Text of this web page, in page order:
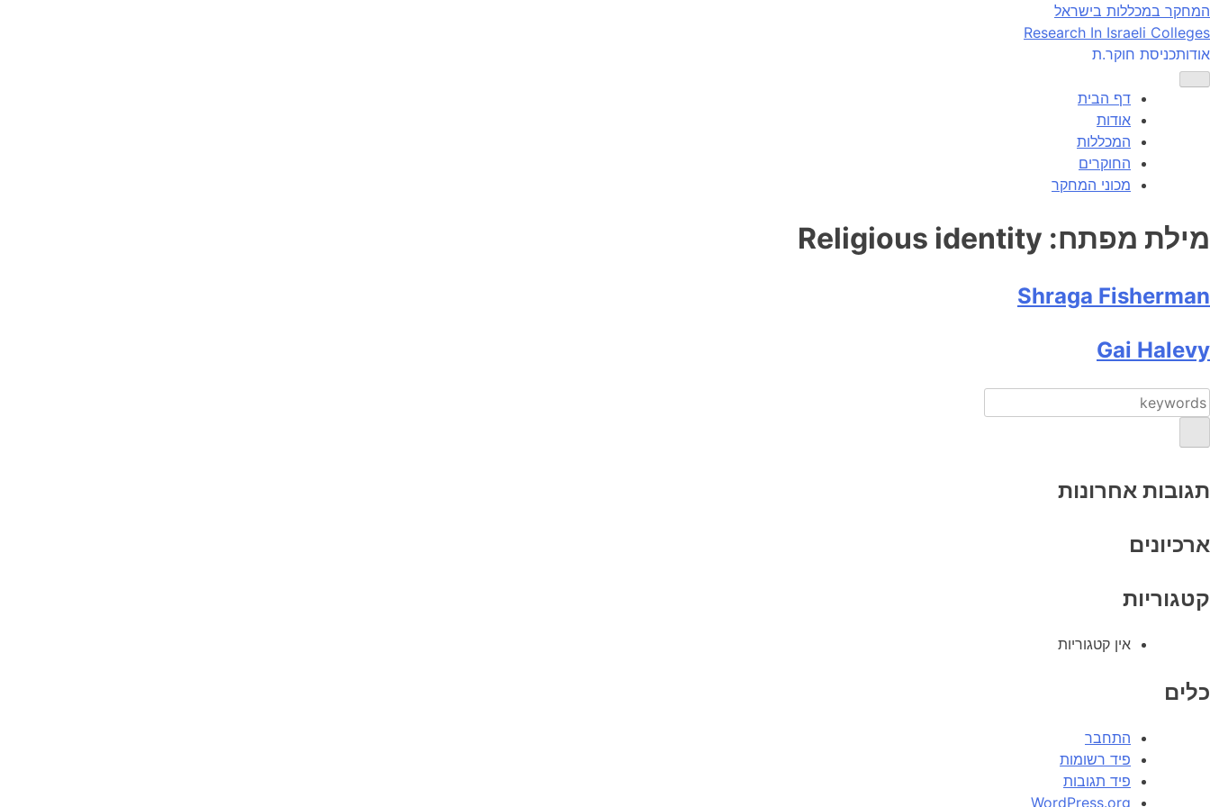
Skip
to
content
המחקר במכללות בישראל
Research In Israeli Colleges
אודותכניסת חוקר.ת
דף הבית
אודות
המכללות
החוקרים
מכוני המחקר
מילת מפתח: Religious identity
Shraga Fisherman
Gai Halevy
תגובות אחרונות
ארכיונים
קטגוריות
אין קטגוריות
כלים
התחבר
פיד רשומות
פיד תגובות
WordPress.org